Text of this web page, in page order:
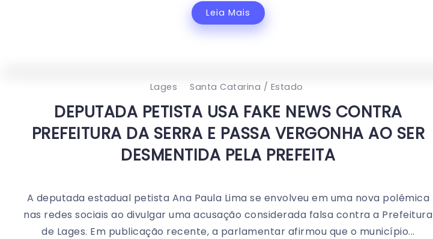
Leia Mais
Lages Santa Catarina / Estado
DEPUTADA PETISTA USA FAKE NEWS CONTRA
PREFEITURA DA SERRA E PASSA VERGONHA AO SER
DESMENTIDA PELA PREFEITA
A deputada estadual petista Ana Paula Lima se envolveu em uma nova polêmica
nas redes sociais ao divulgar uma acusação considerada falsa contra a Prefeitura
de Lages. Em publicação recente, a parlamentar afirmou que o município...